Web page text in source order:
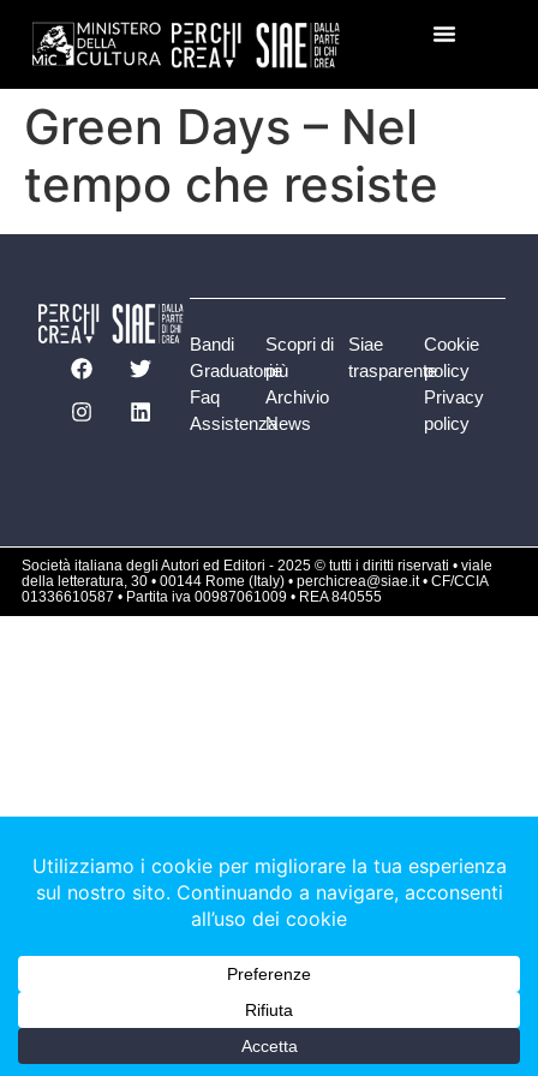
Green Days – Nel
tempo che resiste
Bandi
Graduatorie
Faq
Assistenza
Scopri di
più
Archivio
News
Siae
trasparente
Cookie
policy
Privacy
policy
Società italiana degli Autori ed Editori - 2025 © tutti i diritti riservati • viale
della letteratura, 30 • 00144 Rome (Italy) • perchicrea@siae.it • CF/CCIA
01336610587 • Partita iva 00987061009 • REA 840555